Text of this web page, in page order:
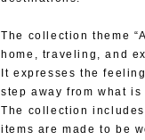
The collection theme
home, traveling, and
It expresses the
step away from what
The collection
items are made to be